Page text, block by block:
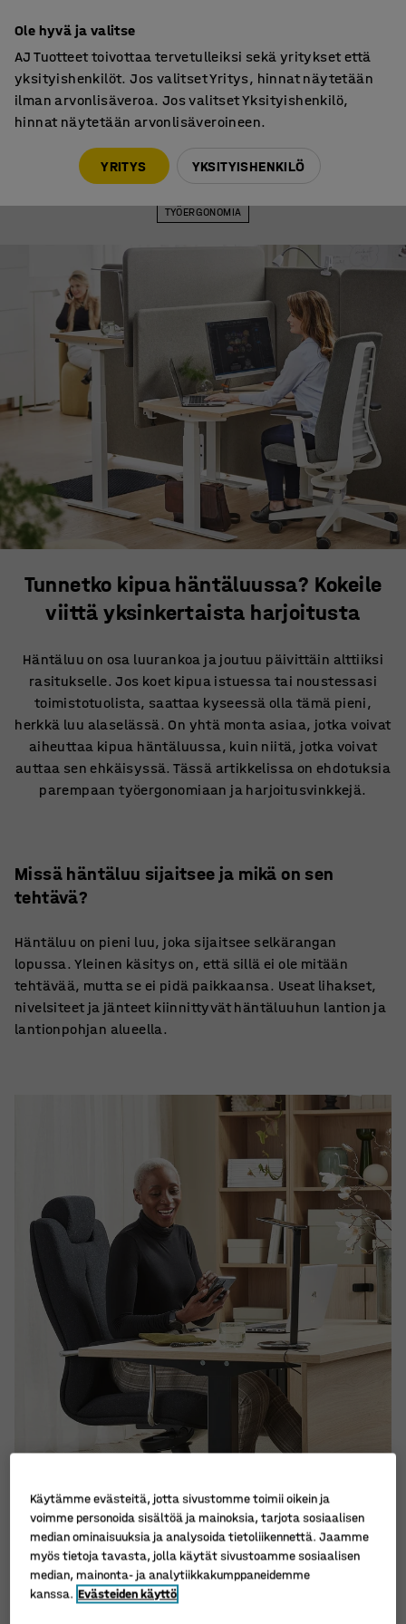
Tunnetko äkillistä kipua häntäluussa? Kokeile seuraavia viittä
yksinkertaista harjoitusta
TYÖERGONOMIA
Tunnetko kipua häntäluussa? Kokeile
viittä yksinkertaista harjoitusta
Häntäluu on osa luurankoa ja joutuu päivittäin alttiiksi
rasitukselle. Jos koet kipua istuessa tai noustessasi
toimistotuolista, saattaa kyseessä olla tämä pieni,
herkkä luu alaselässä. On yhtä monta asiaa, jotka voivat
aiheuttaa kipua häntäluussa, kuin niitä, jotka voivat
auttaa sen ehkäisyssä. Tässä artikkelissa on ehdotuksia
parempaan työergonomiaan ja harjoitusvinkkejä.
Missä häntäluu sijaitsee ja mikä on sen
tehtävä?
Häntäluu on pieni luu, joka sijaitsee selkärangan
lopussa. Yleinen käsitys on, että sillä ei ole mitään
tehtävää, mutta se ei pidä paikkaansa. Useat lihakset,
nivelsiteet ja jänteet kiinnittyvät häntäluuhun lantion ja
lantionpohjan alueella.
Ole hyvä ja valitse
AJ Tuotteet toivottaa tervetulleiksi sekä yritykset että
yksityishenkilöt. Jos valitset Yritys, hinnat näytetään
ilman arvonlisäveroa. Jos valitset Yksityishenkilö,
hinnat näytetään arvonlisäveroineen.
YRITYS YKSITYISHENKILÖ
Käytämme evästeitä, jotta sivustomme toimii oikein ja
voimme personoida sisältöä ja mainoksia, tarjota sosiaalisen
median ominaisuuksia ja analysoida tietoliikennettä. Jaamme
myös tietoja tavasta, jolla käytät sivustoamme sosiaalisen
median, mainonta- ja analytiikkakumppaneidemme
kanssa. Evästeiden käyttö